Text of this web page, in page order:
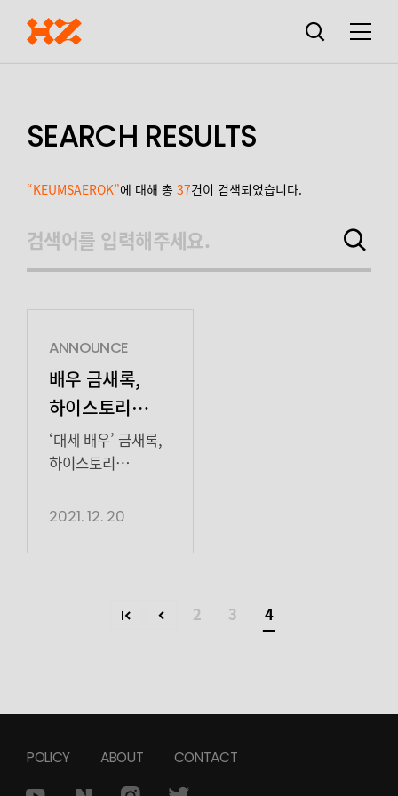
검색창
열기
메뉴
SEARCH RESULTS
“KEUMSAEROK”에 대해 총 37건이 검색되었습니다.
검색어를 입력해주세요. 검색하기
ANNOUNCE
배우 금새록,
하이스토리
디앤씨와
매니지먼트 계약
‘대세 배우’ 금새록,
하이스토리
열일 행보 스타트!
체결했다. 20일
분위기를 소유한
함께하게 됐다.
연기에 대한 순수한
2021. 12. 20
2 3 4
POLICY ABOUT CONTACT